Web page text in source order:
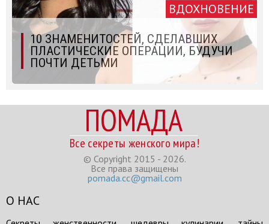
ВДОХНОВЕНИЕ
10 ЗНАМЕНИТОСТЕЙ, СДЕЛАВШИХ
ПЛАСТИЧЕСКИЕ ОПЕРАЦИИ, БУДУЧИ
ПОЧТИ ДЕТЬМИ
ПОМАДА
Все секреты женского мира!
© Copyright 2015 - 2026.
Все права защищены
pomada.cc@gmail.com
О НАС